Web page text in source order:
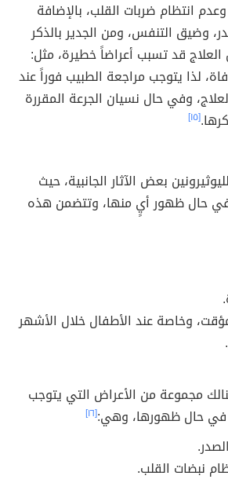
انتظام ضربات القلب، بالإضافة
وضيق التنفس، ومن الجدير بالذكر
العلاج قد تسبب أعراضاً خطيرة، مثل:
لذا يتوجب مراجعة الطبيب فوراً عند
وفي حال نسيان الجرعة المقررة
[١٥]
بعض الآثار الجانبية، حيث
في حال ظهور أيٍ منها، وتتضمن هذه
وخاصة عند الأطفال خلال الأشهر
مجموعة من الأعراض التي يتوجب
في حال ظهورها، وهي:[١٦]
نبضات القلب.